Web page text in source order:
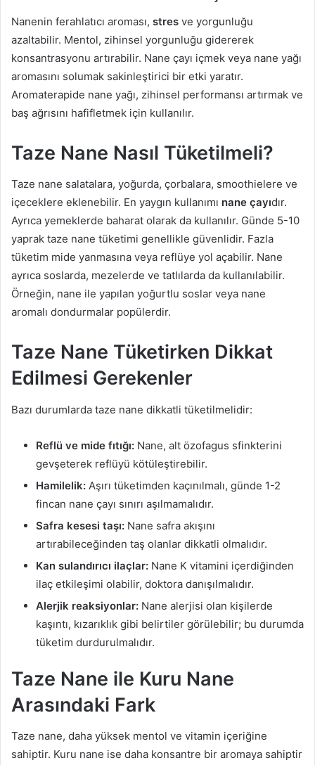
Nanenin ferahlatıcı aroması, stres ve yorgunluğu
azaltabilir. Mentol, zihinsel yorgunluğu gidererek
konsantrasyonu artırabilir. Nane çayı içmek veya nane yağı
aromasını solumak sakinleştirici bir etki yaratır.
Aromaterapide nane yağı, zihinsel performansı artırmak ve
baş ağrısını hafifletmek için kullanılır.
Taze Nane Nasıl Tüketilmeli?
Taze nane salatalara, yoğurda, çorbalara, smoothielere ve
içeceklere eklenebilir. En yaygın kullanımı nane çayıdır.
Ayrıca yemeklerde baharat olarak da kullanılır. Günde 5-10
yaprak taze nane tüketimi genellikle güvenlidir. Fazla
tüketim mide yanmasına veya reflüye yol açabilir. Nane
ayrıca soslarda, mezelerde ve tatlılarda da kullanılabilir.
Örneğin, nane ile yapılan yoğurtlu soslar veya nane
aromalı dondurmalar popülerdir.
Taze Nane Tüketirken Dikkat
Edilmesi Gerekenler
Bazı durumlarda taze nane dikkatli tüketilmelidir:
Reflü ve mide fıtığı: Nane, alt özofagus sfinkterini
gevşeterek reflüyü kötüleştirebilir.
Hamilelik: Aşırı tüketimden kaçınılmalı, günde 1-2
fincan nane çayı sınırı aşılmamalıdır.
Safra kesesi taşı: Nane safra akışını
artırabileceğinden taş olanlar dikkatli olmalıdır.
Kan sulandırıcı ilaçlar: Nane K vitamini içerdiğinden
ilaç etkileşimi olabilir, doktora danışılmalıdır.
Alerjik reaksiyonlar: Nane alerjisi olan kişilerde
kaşıntı, kızarıklık gibi belirtiler görülebilir; bu durumda
tüketim durdurulmalıdır.
Taze Nane ile Kuru Nane
Arasındaki Fark
Taze nane, daha yüksek mentol ve vitamin içeriğine
sahiptir. Kuru nane ise daha konsantre bir aromaya sahiptir